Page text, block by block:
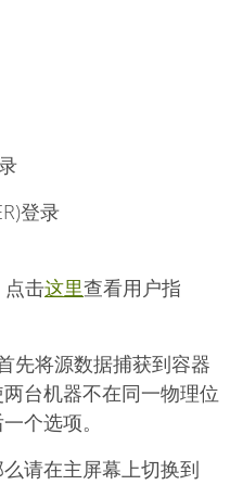
登录
击这里查看用户指
先将源数据捕获到容器
台机器不在同一物理位
个选项。
请在主屏幕上切换到